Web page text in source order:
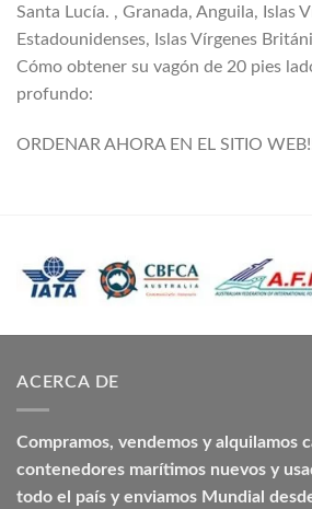
Santa Lucía. , Granada, Anguila, Islas
Estadounidenses, Islas Vírgenes
Cómo obtener su vagón de 20 pies
profundo:
ORDENAR AHORA EN EL SITIO
ACERCA DE
Compramos, vendemos y alquilamos
contenedores marítimos nuevos y
todo el país y enviamos Mundial